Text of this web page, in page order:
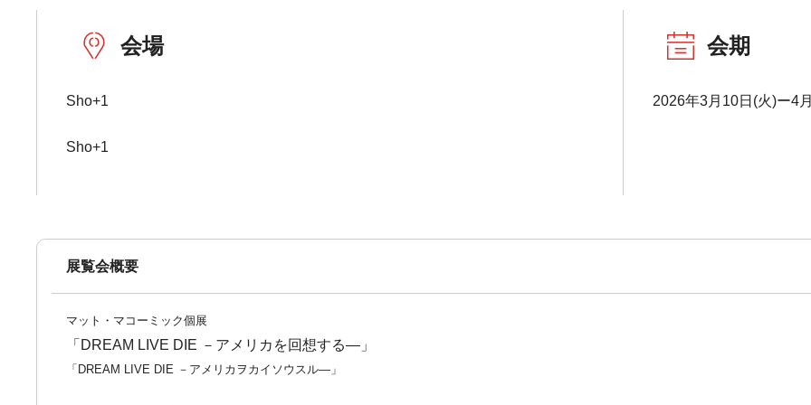
会場
Sho+1
Sho+1
会期
2026年3月10日(火)ー4
展覧会概要
マット・マコーミック個展
「DREAM LIVE DIE －アメリカを回想する―」
「DREAM LIVE DIE －アメリカヲカイソウスル―」